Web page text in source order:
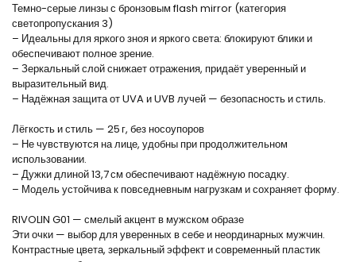
Темно-серые линзы с бронзовым flash mirror (категория
светопропускания 3)
– Идеальны для яркого зноя и яркого света: блокируют блики и
обеспечивают полное зрение.
– Зеркальный слой снижает отражения, придаёт уверенный и
выразительный вид.
– Надёжная защита от UVA и UVB лучей — безопасность и стиль.
Лёгкость и стиль — 25 г, без носоупоров
– Не чувствуются на лице, удобны при продолжительном
использовании.
– Дужки длиной 13,7 см обеспечивают надёжную посадку.
– Модель устойчива к повседневным нагрузкам и сохраняет форму.
RIVOLIN G01 — смелый акцент в мужском образе
Эти очки — выбор для уверенных в себе и неординарных мужчин.
Контрастные цвета, зеркальный эффект и современный пластик